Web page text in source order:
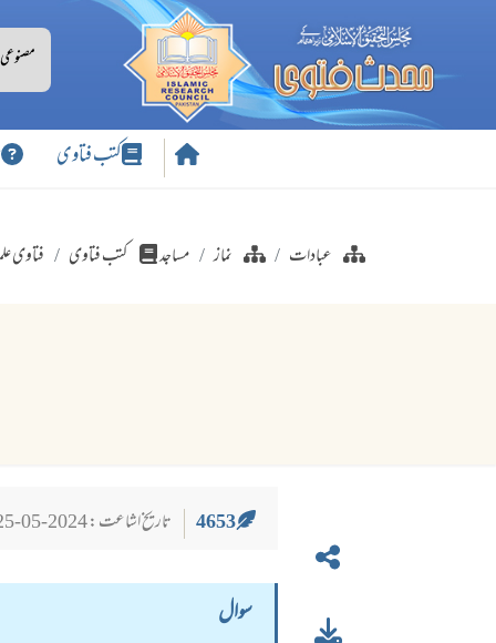
کتب فتاوی
عبادات نماز مساجد کتب فتاوی فتاوی
4653 تاریخ اشاعت : 2024-05-25
سوال